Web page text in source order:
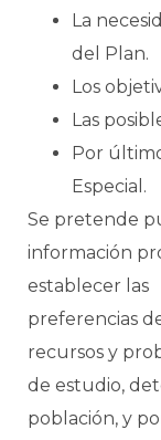
La
del Plan.
Los
Las
Por
Especial.
Se pretende
información
establecer las
preferencias
recursos y
de estudio,
población, y